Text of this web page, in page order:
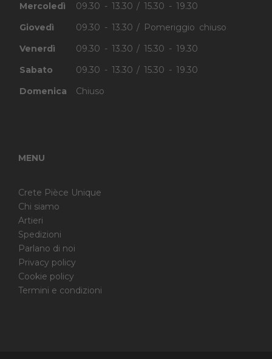
Mercoledì
09.30 - 13.30 / 15.30 - 19.30
Giovedì
09.30 - 13.30 / Pomeriggio chiuso
Venerdì
09.30 - 13.30 / 15.30 - 19.30
Sabato
09.30 - 13.30 / 15.30 - 19.30
Domenica
Chiuso
MENU
Crete Pièce Unique
Chi siamo
Artieri
Spedizioni
Parlano di noi
Privacy policy
Cookie policy
Termini e condizioni